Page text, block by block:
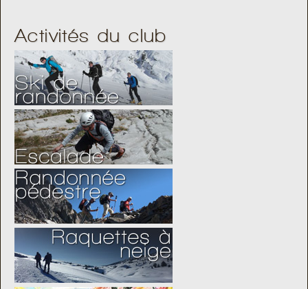
Activités du club